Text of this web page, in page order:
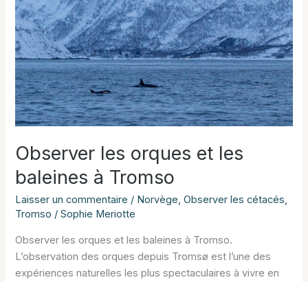
le
Mor
Braz
Observer les orques et les
baleines à Tromso
Laisser un commentaire / Norvège,Observer les cétacés,
Tromso /Sophie Meriotte
Observer les orques et les baleines à Tromso.
L’observation des orques depuis Tromsø est l’une des
expériences naturelles les plus spectaculaires à vivre en